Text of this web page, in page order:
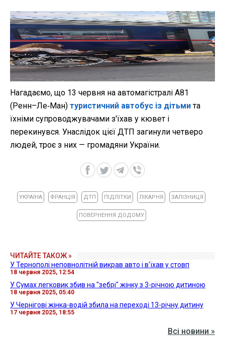
Нагадаємо, що 13 червня на автомагістралі A81
(Ренн–Ле‑Ман) туристичний автобус із дітьмита
їхніми супроводжувачами з'їхав у кювет і
перекинувся. Унаслідок цієї ДТП загинули четверо
людей, троє з них — громадяни України.
УКРАЇНА ФРАНЦІЯ ДТП ПІДЛІТКИ ЛІКАРНЯ ЗАЛІЗНИЦЯ
ПОВЕРНЕННЯ ДОДОМУ
ЧИТАЙТЕ ТАКОЖ »
У Тернополі неповнолітній викрав авто і в'їхав у стовп
18 червня 2025, 12:54
У Сумах легковик збив на "зебрі" жінку з 3-річною дитиною
18 червня 2025, 05:40
У Чернігові жінка-водій збила на переході 13-річну дитину
17 червня 2025, 18:55
Всі новини »